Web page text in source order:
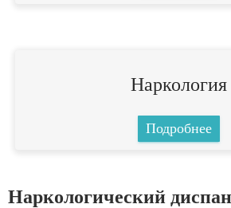
Наркология
Подробнее
Наркологический